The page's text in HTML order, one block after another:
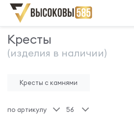
Главная Склад готовой продукции
Кресты
(изделия в наличии)
Кресты с камнями
по артикулу 56